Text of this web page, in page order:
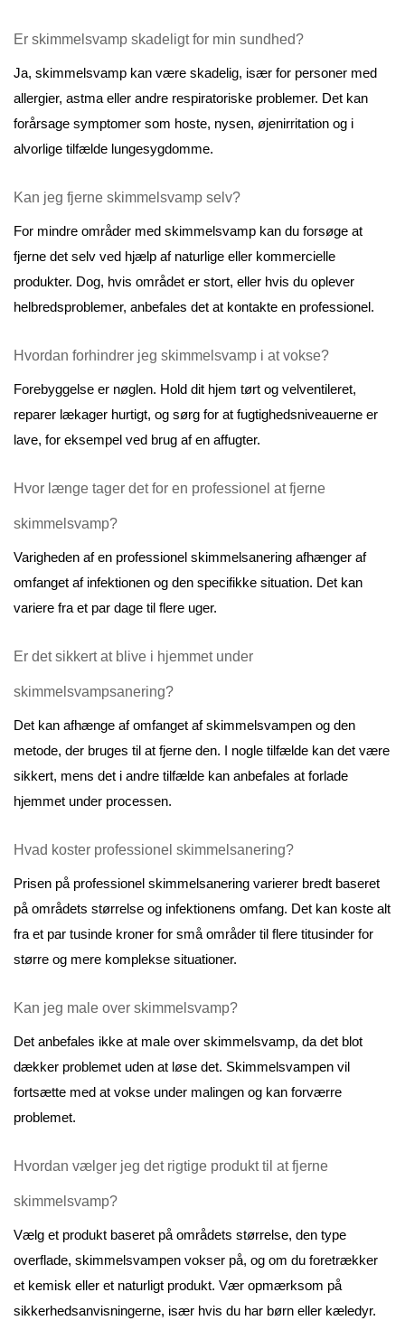
Er skimmelsvamp skadeligt for min sundhed?
Ja, skimmelsvamp kan være skadelig, især for personer med
allergier, astma eller andre respiratoriske problemer. Det kan
forårsage symptomer som hoste, nysen, øjenirritation og i
alvorlige tilfælde lungesygdomme.
Kan jeg fjerne skimmelsvamp selv?
For mindre områder med skimmelsvamp kan du forsøge at
fjerne det selv ved hjælp af naturlige eller kommercielle
produkter. Dog, hvis området er stort, eller hvis du oplever
helbredsproblemer, anbefales det at kontakte en professionel.
Hvordan forhindrer jeg skimmelsvamp i at vokse?
Forebyggelse er nøglen. Hold dit hjem tørt og velventileret,
reparer lækager hurtigt, og sørg for at fugtighedsniveauerne er
lave, for eksempel ved brug af en affugter.
Hvor længe tager det for en professionel at fjerne
skimmelsvamp?
Varigheden af en professionel skimmelsanering afhænger af
omfanget af infektionen og den specifikke situation. Det kan
variere fra et par dage til flere uger.
Er det sikkert at blive i hjemmet under
skimmelsvampsanering?
Det kan afhænge af omfanget af skimmelsvampen og den
metode, der bruges til at fjerne den. I nogle tilfælde kan det være
sikkert, mens det i andre tilfælde kan anbefales at forlade
hjemmet under processen.
Hvad koster professionel skimmelsanering?
Prisen på professionel skimmelsanering varierer bredt baseret
på områdets størrelse og infektionens omfang. Det kan koste alt
fra et par tusinde kroner for små områder til flere titusinder for
større og mere komplekse situationer.
Kan jeg male over skimmelsvamp?
Det anbefales ikke at male over skimmelsvamp, da det blot
dækker problemet uden at løse det. Skimmelsvampen vil
fortsætte med at vokse under malingen og kan forværre
problemet.
Hvordan vælger jeg det rigtige produkt til at fjerne
skimmelsvamp?
Vælg et produkt baseret på områdets størrelse, den type
overflade, skimmelsvampen vokser på, og om du foretrækker
et kemisk eller et naturligt produkt. Vær opmærksom på
sikkerhedsanvisningerne, især hvis du har børn eller kæledyr.